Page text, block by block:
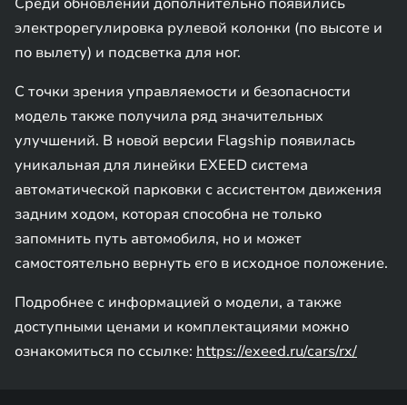
электрорегулировка рулевой колонки (по высоте и
по вылету) и подсветка для ног.
С точки зрения управляемости и безопасности
модель также получила ряд значительных
улучшений. В новой версии Flagship появилась
уникальная для линейки EXEED система
автоматической парковки с ассистентом движения
задним ходом, которая способна не только
запомнить путь автомобиля, но и может
самостоятельно вернуть его в исходное положение.
Подробнее с информацией о модели, а также
доступными ценами и комплектациями можно
ознакомиться по ссылке: https://exeed.ru/cars/rx/